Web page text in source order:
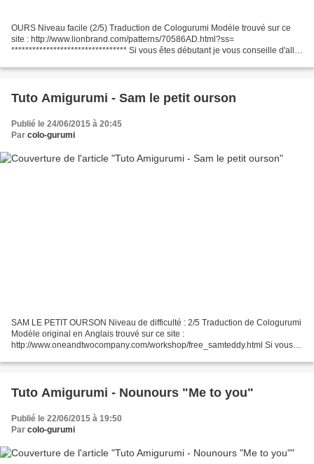
OURS Niveau facile (2/5) Traduction de Cologurumi Modèle trouvé sur ce
site : http://www.lionbrand.com/patterns/70586AD.html?ss=
********************************* Si vous êtes débutant je vous conseille d'aller
Tuto Amigurumi - Sam le petit ourson
Publié le 24/06/2015 à 20:45
Par colo-gurumi
SAM LE PETIT OURSON Niveau de difficulté : 2/5 Traduction de Cologurumi
Modèle original en Anglais trouvé sur ce site :
http://www.oneandtwocompany.com/workshop/free_samteddy.html Si vous
Tuto Amigurumi - Nounours "Me to you"
Publié le 22/06/2015 à 19:50
Par colo-gurumi